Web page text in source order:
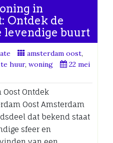
in
Ontdek de
levendige buurt
amsterdam oost,
te huur, woning
22 mei
Ontdek
Oost Amsterdam
dat bekend staat
sfeer en